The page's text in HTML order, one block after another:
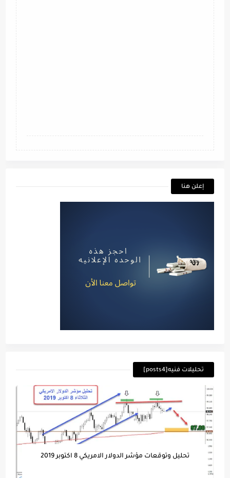
إعلن هنا
تحليلات فنيه[posts4]
تحليل وتوقعات مؤشر الدولار الامريكي 8 اكتوبر 2019